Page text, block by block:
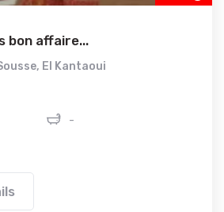
bon affaire...
, El Kantaoui
-